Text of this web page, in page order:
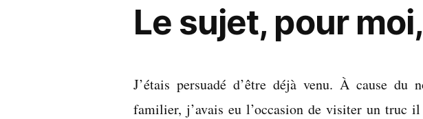
Le sujet, pour
J’étais persuadé d’être déjà venu. À cause
familier, j’avais eu l’occasion de visiter un truc